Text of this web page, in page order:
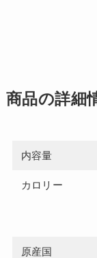
商品の詳細
内容量
カロリー
原産国